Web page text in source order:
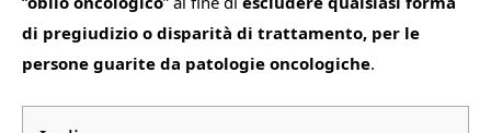
di pregiudizio o disparità di trattamento, per le
persone guarite da patologie oncologiche.